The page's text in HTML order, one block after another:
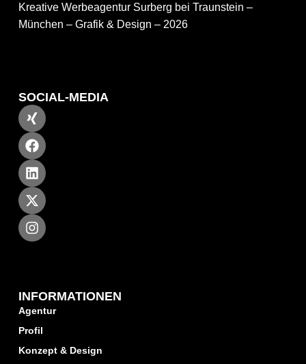
Kreative Werbeagentur Surberg bei Traunstein –
München – Grafik & Design – 2026
INFORMATIONEN
Agentur
Profil
Konzept & Design
SOCIAL-MEDIA